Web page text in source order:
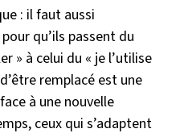
: il faut aussi
qu’ils passent du
» à celui du « je l’utilise
remplacé est une
à une nouvelle
ceux qui s’adaptent